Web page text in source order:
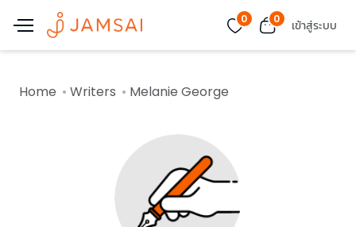
0 0 เข้าสู่ระบบ
Home Writers Melanie George